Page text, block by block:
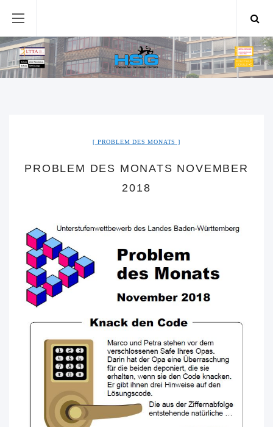
PROBLEM DES MONATS
PROBLEM DES MONATS NOVEMBER
2018